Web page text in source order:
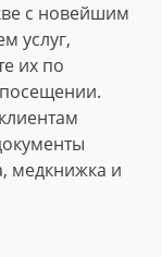
с новейшим
услуг,
их по
медкнижка и